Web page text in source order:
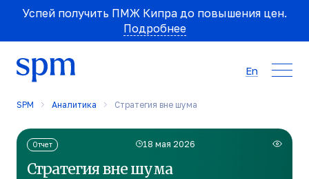
Успей получить ПМЖ Кипра до повышения цен.
Подробнее
En
SPM Аналитика Стратегия вне шума
Отчет 18 мая 2026
Стратегия вне шума